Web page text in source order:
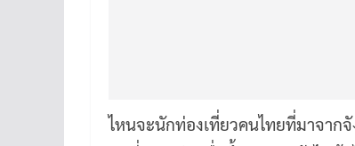
ไหนจะนักท่องเที่ยวคนไทยที่มาจาก